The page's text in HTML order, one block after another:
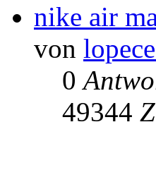
nike air
von
0
49344